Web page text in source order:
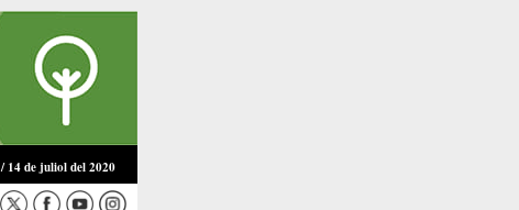
14 de juliol del 2020